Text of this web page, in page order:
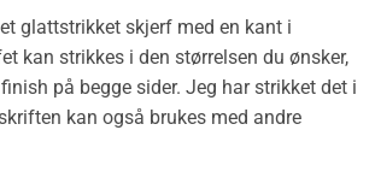
glattstrikket skjerf med en kant i
kan strikkes i den størrelsen du ønsker,
på begge sider. Jeg har strikket det i
kan også brukes med andre